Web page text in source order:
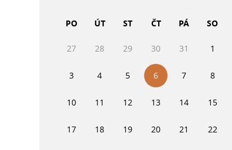
PO ÚT ST ČT PÁ SO
27 28 29 30 31 1
3 4 5 6 7 8
10 11 12 13 14 15
17 18 19 20 21 22